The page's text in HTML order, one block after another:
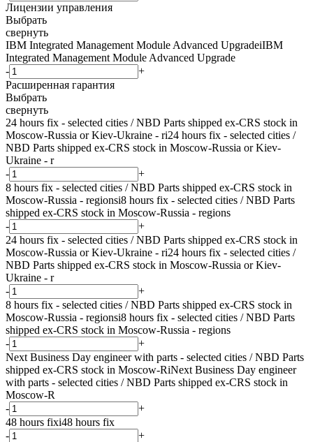
Лицензии управления
Выбрать
свернуть
IBM Integrated Management Module Advanced UpgradeiIBM
Integrated Management Module Advanced Upgrade
-
+
Расширенная гарантия
Выбрать
свернуть
24 hours fix - selected cities / NBD Parts shipped ex-CRS stock in
Moscow-Russia or Kiev-Ukraine - ri24 hours fix - selected cities /
NBD Parts shipped ex-CRS stock in Moscow-Russia or Kiev-
Ukraine - r
-
+
8 hours fix - selected cities / NBD Parts shipped ex-CRS stock in
Moscow-Russia - regionsi8 hours fix - selected cities / NBD Parts
shipped ex-CRS stock in Moscow-Russia - regions
-
+
24 hours fix - selected cities / NBD Parts shipped ex-CRS stock in
Moscow-Russia or Kiev-Ukraine - ri24 hours fix - selected cities /
NBD Parts shipped ex-CRS stock in Moscow-Russia or Kiev-
Ukraine - r
-
+
8 hours fix - selected cities / NBD Parts shipped ex-CRS stock in
Moscow-Russia - regionsi8 hours fix - selected cities / NBD Parts
shipped ex-CRS stock in Moscow-Russia - regions
-
+
Next Business Day engineer with parts - selected cities / NBD Parts
shipped ex-CRS stock in Moscow-RiNext Business Day engineer
with parts - selected cities / NBD Parts shipped ex-CRS stock in
Moscow-R
-
+
48 hours fixi48 hours fix
-
+